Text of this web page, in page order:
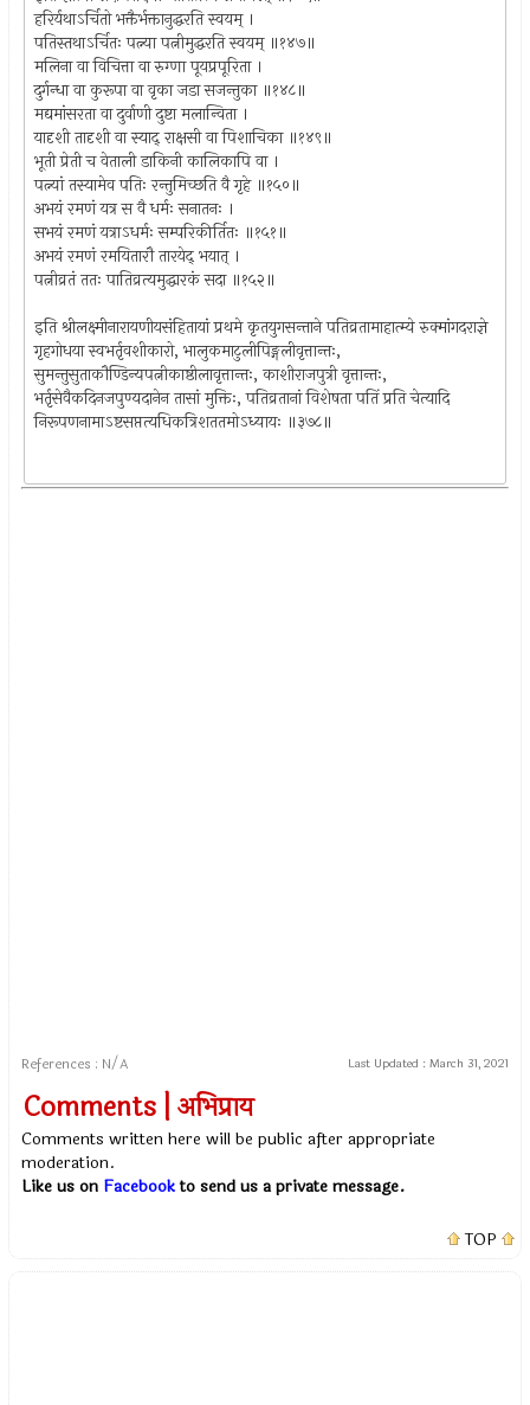
हरिर्यथाऽर्चितो भक्तैर्भक्तानुद्धरति स्वयम् ।
पतिस्तथाऽर्चितः पत्न्या पत्नीमुद्धरति स्वयम् ॥१४७॥
मलिना वा विचित्ता वा रुग्णा पूयप्रपूरिता ।
दुर्गन्धा वा कुरूपा वा वृका जडा सजन्तुका ॥१४८॥
मद्यमांसरता वा दुर्वाणी दुष्टा मलान्विता ।
यादृशी तादृशी वा स्याद् राक्षसी वा पिशाचिका ॥१४९॥
भूती प्रेती च वेताली डाकिनी कालिकापि वा ।
पत्न्यां तस्यामेव पतिः रन्तुमिच्छति वै गृहे ॥१५०॥
अभयं रमणं यत्र स वै धर्मः सनातनः ।
सभयं रमणं यत्राऽधर्मः सम्परिकीर्तितः ॥१५१॥
अभयं रमणं रमयितारौ तारयेद् भयात् ।
पत्नीव्रतं ततः पातिव्रत्यमुद्धारकं सदा ॥१५२॥
इति श्रीलक्ष्मीनारायणीयसंहितायां प्रथमे कृतयुगसन्ताने पतिव्रतामाहात्म्ये रुक्मांगदराज्ञे
गृहगोधया स्वभर्तृवशीकारो, भालुकमाटुलीपिङ्गलीवृत्तान्तः,
सुमन्तुसुताकौण्डिन्यपत्नीकाष्ठीलावृत्तान्तः, काशीराजपुत्री वृत्तान्तः,
भर्तृसेवैकदिनजपुण्यदानेन तासां मुक्तिः, पतिव्रतानां विशेषता पतिं प्रति चेत्यादि
निरूपणनामाऽष्टसप्तत्यधिकत्रिशततमोऽध्यायः ॥३७८॥
References : N/A Last Updated : March 31, 2021
Comments | अभिप्राय
Comments written here will be public after appropriate
moderation.
Like us on Facebookto send us a private message.
TOP